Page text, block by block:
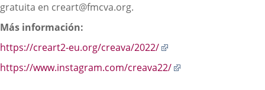
gratuita en creart@fmcva.org.
Más información:
https://creart2-eu.org/creava/2022/
una
https://www.instagram.com/creava22/